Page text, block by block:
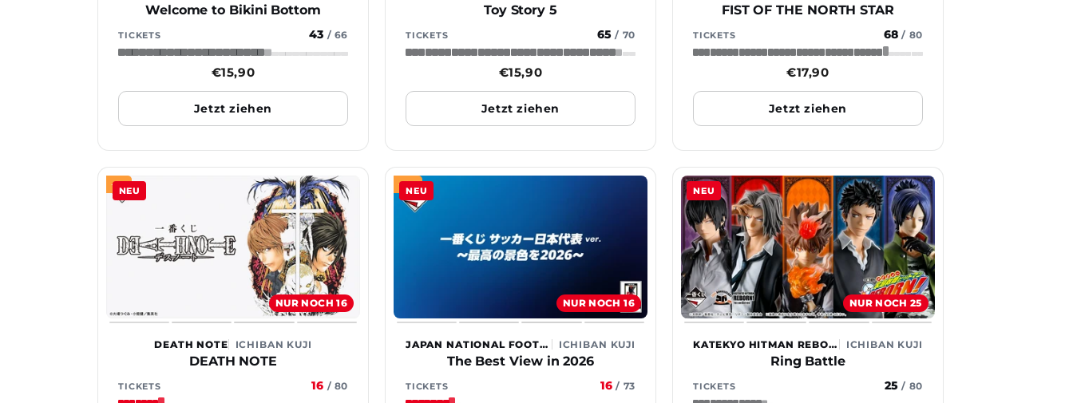
Welcome to Bikini Bottom
TICKETS 43 / 66
Normaler
Preis
€15,90
Jetzt ziehen
Toy Story 5
TICKETS 65 / 70
Normaler
Preis
€15,90
Jetzt ziehen
FIST OF THE NORTH STAR
TICKETS 68 / 80
Normaler
Preis
€17,90
Jetzt ziehen
NEU
-8%
NUR NOCH 16
DEATH NOTE ICHIBAN KUJI
DEATH NOTE
TICKETS 16 / 80
NEU
-12%
NUR NOCH 16
JAPAN NATIONAL FOOTBALL TEAM ICHIBAN KUJI
The Best View in 2026
TICKETS 16 / 73
NEU
NUR NOCH 25
KATEKYO HITMAN REBORN! ICHIBAN KUJI
Ring Battle
TICKETS 25 / 80